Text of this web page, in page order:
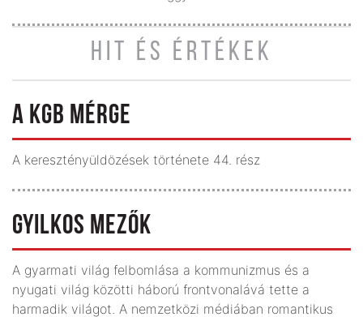
HIT ÉS ÉRTÉKEK
A KGB MÉRGE
A keresztény­üldözések története 44. rész
GYILKOS MEZŐK
A gyarmati világ felbomlása a kommunizmus és a
nyugati világ közötti háború frontvonalává tette a
harmadik világot. A nemzetközi médiában romantikus